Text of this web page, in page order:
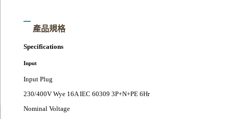
產品規格
Specifications
Input
Input Plug
230/400V Wye 16A IEC 60309 3P+N+PE 6Hr
Nominal Voltage